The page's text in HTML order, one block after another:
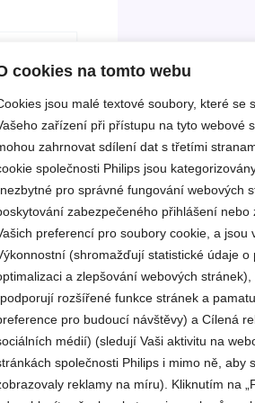
cookies na tomto webu
jsou malé textové soubory, které se
zařízení při přístupu na tyto webové
zahrnovat sdílení dat s třetími
společnosti Philips jsou
pro správné fungování webových
zabezpečeného přihlášení nebo
preferencí pro soubory cookie, a jsou
(shromažďují statistické údaje o
a zlepšování webových
rozšířené funkce stránek a
pro budoucí návštěvy) a Cílená
médií) (sledují Vaši aktivitu na
společnosti Philips i mimo ně, aby
reklamy na míru). Kliknutím na